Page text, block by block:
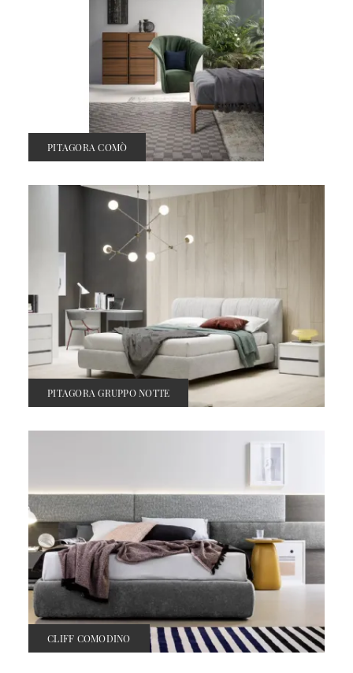
PITAGORA COMÒ
PITAGORA GRUPPO NOTTE
CLIFF COMODINO